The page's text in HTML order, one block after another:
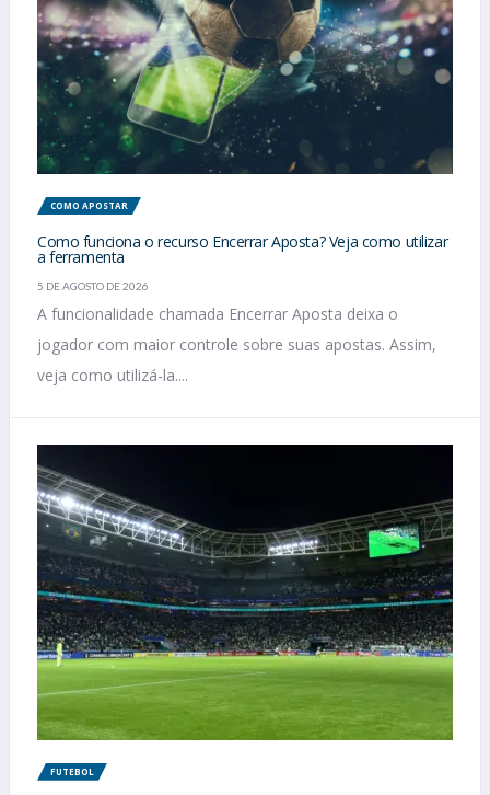
COMO APOSTAR
Como funciona o recurso Encerrar Aposta? Veja como utilizar
a ferramenta
5 DE AGOSTO DE 2026
A funcionalidade chamada Encerrar Aposta deixa o
jogador com maior controle sobre suas apostas. Assim,
veja como utilizá-la....
FUTEBOL